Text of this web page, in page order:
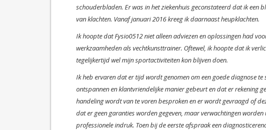
schouderbladen. Er was in het ziekenhuis geconstateerd dat ik een
van klachten. Vanaf januari 2016 kreeg ik daarnaast heupklachten.
Ik hoopte dat Fysio0512 niet alleen adviezen en oplossingen had
werkzaamheden als vechtkunsttrainer. Oftewel, ik hoopte dat ik
tegelijkertijd wel mijn sportactiviteiten kon blijven doen.
Ik heb ervaren dat er tijd wordt genomen om een goede diagnose
ontspannen en klantvriendelijke manier gebeurt en dat er rekening
handeling wordt van te voren besproken en er wordt gevraagd of
dat er geen garanties worden gegeven, maar verwachtingen
professionele indruk. Toen bij de eerste afspraak een